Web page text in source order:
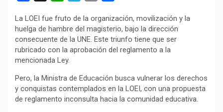
c
e
b
o
k
a
t
s
A
p
e
g
m
p
y
L
k
m
p
a
i
r
La LOEI fue fruto de la organización, movilización y la
huelga de hambre del magisterio, bajo la dirección
consecuente de la UNE. Este triunfo tiene que ser
rubricado con la aprobación del reglamento a la
mencionada Ley.
Pero, la Ministra de Educación busca vulnerar los derechos
y conquistas contemplados en la LOEI, con una propuesta
de reglamento inconsulta hacia la comunidad educativa.